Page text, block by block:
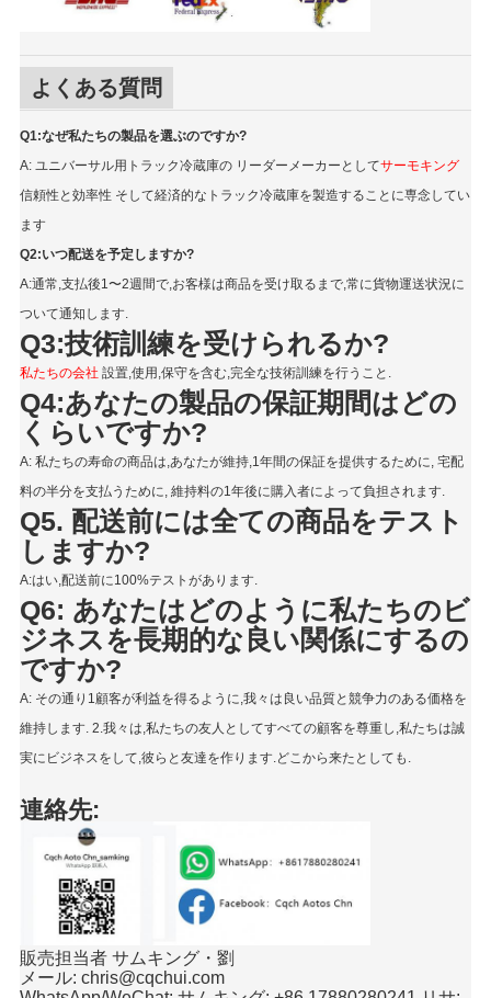
よくある質問
Q1:なぜ私たちの製品を選ぶのですか?
A: ユニバーサル用トラック冷蔵庫の リーダーメーカーとしてサーモキング
信頼性と効率性 そして経済的なトラック冷蔵庫を製造することに専念してい
ます
Q2:いつ配送を予定しますか?
A:通常,支払後1〜2週間で,お客様は商品を受け取るまで,常に貨物運送状況に
ついて通知します.
Q3:技術訓練を受けられるか?
私たちの会社 設置,使用,保守を含む,完全な技術訓練を行うこと.
Q4:あなたの製品の保証期間はどの
くらいですか?
A: 私たちの寿命の商品は,あなたが維持,1年間の保証を提供するために, 宅配
料の半分を支払うために, 維持料の1年後に購入者によって負担されます.
Q5. 配送前には全ての商品をテスト
しますか?
A:はい,配送前に100%テストがあります.
Q6: あなたはどのように私たちのビ
ジネスを長期的な良い関係にするの
ですか?
A: その通り1顧客が利益を得るように,我々は良い品質と競争力のある価格を
維持します. 2.我々は,私たちの友人としてすべての顧客を尊重し,私たちは誠
実にビジネスをして,彼らと友達を作ります.どこから来たとしても.
連絡先:
販売担当者 サムキング・劉
メール: chris@cqchui.com